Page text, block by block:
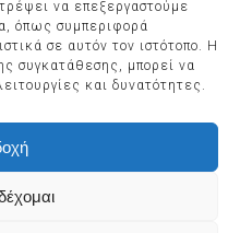
να επεξεργαστούμε
όπως συμπεριφορά
σε αυτόν τον ιστότοπο. Η
συγκατάθεσης, μπορεί να
και δυνατότητες.